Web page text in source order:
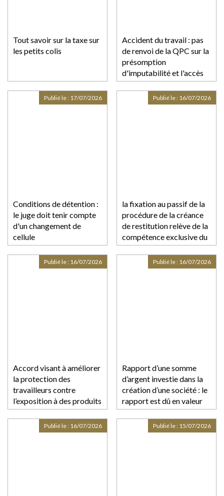
Tout savoir sur la taxe sur
les petits colis
Accident du travail : pas
de renvoi de la QPC sur la
présomption
d'imputabilité et l'accès
aux éléments médicaux !
Conditions de détention :
le juge doit tenir compte
d'un changement de
cellule
Publié le : 17/07/2026
la fixation au passif de la
procédure de la créance
de restitution relève de la
compétence exclusive du
juge-commissaire !
Publié le : 16/07/2026
Accord visant à améliorer
la protection des
travailleurs contre
l’exposition à des produits
chimiques dangereux
Publié le : 16/07/2026
Rapport d’une somme
d’argent investie dans la
création d’une société : le
rapport est dû en valeur
Publié le : 16/07/2026
Publié le : 16/07/2026 Publié le : 15/07/2026